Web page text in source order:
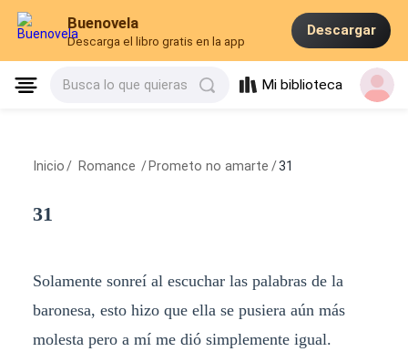
Buenovela
Descarga el libro gratis en la app
Descargar
Busca lo que quieras Mi biblioteca
Inicio / Romance / Prometo no amarte /31
31
Solamente sonreí al escuchar las palabras de la
baronesa, esto hizo que ella se pusiera aún más
molesta pero a mí me dió simplemente igual.